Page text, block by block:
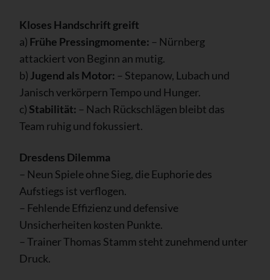
Kloses Handschrift greift
a) Frühe Pressingmomente: – Nürnberg
attackiert von Beginn an mutig.
b) Jugend als Motor: – Stepanow, Lubach und
Janisch verkörpern Tempo und Hunger.
c) Stabilität: – Nach Rückschlägen bleibt das
Team ruhig und fokussiert.
Dresdens Dilemma
– Neun Spiele ohne Sieg, die Euphorie des
Aufstiegs ist verflogen.
– Fehlende Effizienz und defensive
Unsicherheiten kosten Punkte.
– Trainer Thomas Stamm steht zunehmend unter
Druck.